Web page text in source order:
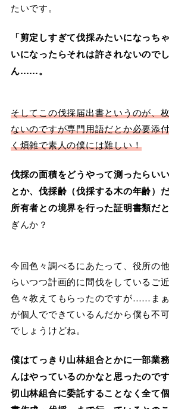
たいです。
「剪定しすぎて伐採みたいになっ
いになったらそれは許されないので
ん……。
そしてこの伐採届出書というのが、
ないのですが専門用語だとか必要添
く煩雑で素人の僕には難しい！
伐採の面積をどうやって測ったらい
とか、伐採齢（伐採する木の年齢）
所有者との境界を行った証明書類だ
ぎんか？
今回色々調べるにあたって、役所の
らいつつ計画的に間伐をしているご
色々教えてもらったのですが……ま
が個人でできているんだから僕も不
でしょうけどね。
僕はてっきり山林組合とかに一部業
んはやっているのかなと思ったので
切山林組合に委託することなく全て